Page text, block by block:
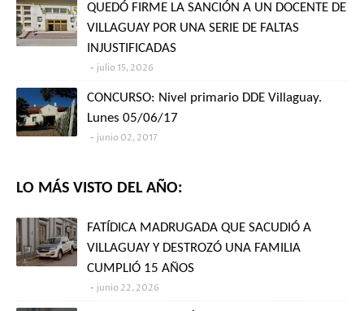
QUEDÓ FIRME LA SANCIÓN A UN DOCENTE DE
VILLAGUAY POR UNA SERIE DE FALTAS
INJUSTIFICADAS
julio 15, 2026
CONCURSO: Nivel primario DDE Villaguay.
Lunes 05/06/17
junio 02, 2017
LO MÁS VISTO DEL AÑO:
FATÍDICA MADRUGADA QUE SACUDIÓ A
VILLAGUAY Y DESTROZÓ UNA FAMILIA
CUMPLIÓ 15 AÑOS
junio 22, 2026